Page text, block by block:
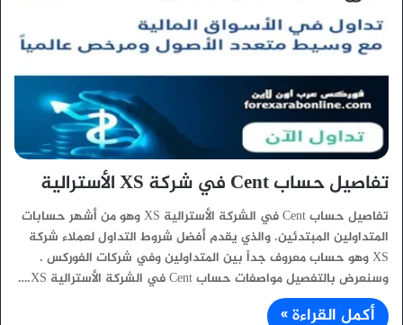
تفاصيل حساب Cent في شركة XS الأسترالية
تفاصيل حساب Cent في الشركة الأسترالية XS وهو من أشهر حسابات
المتداولين المبتدئين. والذي يقدم أفضل شروط التداول لعملاء شركة
XS وهو حساب معروف جداً بين المتداولين وفي شركات الفوركس .
وسنعرض بالتفصيل مواصفات حساب Cent في الشركة الأسترالية XS.…
أكمل القراءة »